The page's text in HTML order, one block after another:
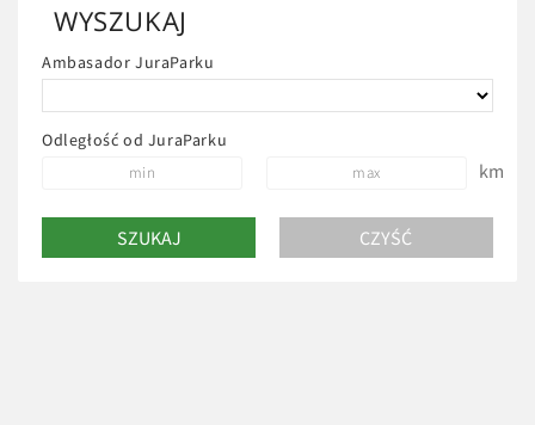
WYSZUKAJ
Ambasador JuraParku
Odległość od JuraParku
km